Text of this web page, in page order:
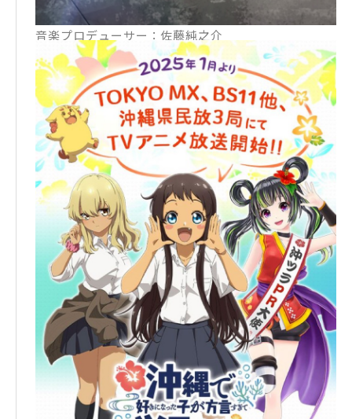
音楽：石川智久 片山義美 金城綾乃
音楽プロデューサー：佐藤純之介
音楽制作：キングレコード
しまくとぅば（沖縄語）指導：譜久村帆高
アニメーション制作：ミルパンセ
▼イントロダクション
沖縄に転校した中村照秋（てーるー）は、同じクラス
の喜屋武さんを好きになった。これで夢の高校生活が
始まる！…と思いきや、彼女の話すうちなーぐち（方
言）がさっぱり理解できない。そんな彼女の方言を訳
してくれる比嘉さんには、いつも助けられてばかりい
るのだが……実は比嘉さんは、てーるーに片想い中!?
東京とはまったく違う南の島で、ちょっぴり変わった
異文化恋愛スタート。
公式HP：https://okitsura.com/
公式X@okitsura
©空えぐみ・新潮社／「沖ツラ」製作委員会